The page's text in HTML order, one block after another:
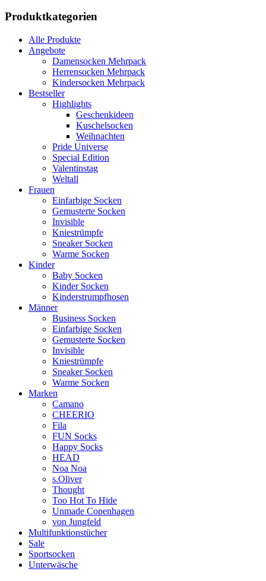
Produktkategorien
Alle Produkte
Angebote
Damensocken Mehrpack
Herrensocken Mehrpack
Kindersocken Mehrpack
Bestseller
Highlights
Geschenkideen
Kuschelsocken
Weihnachten
Pride Universe
Special Edition
Valentinstag
Weltall
Frauen
Einfarbige Socken
Gemusterte Socken
Invisible
Kniestrümpfe
Sneaker Socken
Warme Socken
Kinder
Baby Socken
Kinder Socken
Kinderstrumpfhosen
Männer
Business Socken
Einfarbige Socken
Gemusterte Socken
Invisible
Kniestrümpfe
Sneaker Socken
Warme Socken
Marken
Camano
CHEERIO
Fila
FUN Socks
Happy Socks
HEAD
Noa Noa
s.Oliver
Thought
Too Hot To Hide
Unmade Copenhagen
von Jungfeld
Multifunktionstücher
Sale
Sportsocken
Unterwäsche